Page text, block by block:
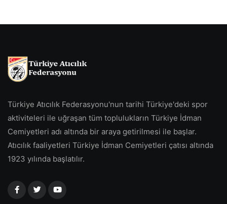
Türkiye Atıcılık Federasyonu'nun tarihi Türkiye'deki spor
aktiviteleri ile uğraşan tüm toplulukların Türkiye İdman
Cemiyetleri adı altında bir araya getirilmesi ile başlar.
Atıcılık faaliyetleri Türkiye İdman Cemiyetleri çatısı altında
1923 yılında başlatılır.